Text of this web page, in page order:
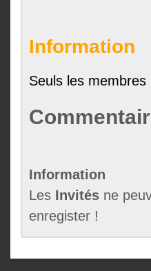
Information
Seuls les
Information
Les Invités ne
enregister !